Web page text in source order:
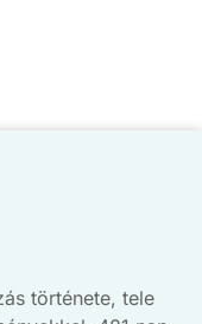
története, tele